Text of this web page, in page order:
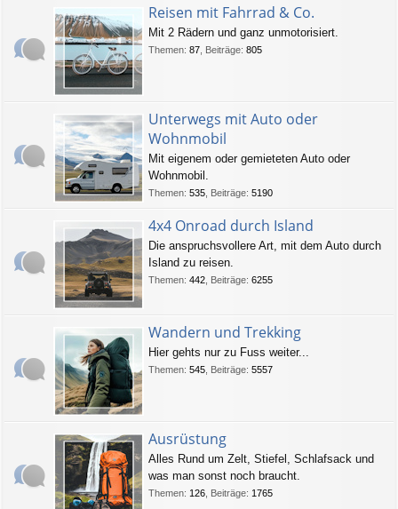
Reisen mit Fahrrad & Co.
Mit 2 Rädern und ganz unmotorisiert.
Themen: 87 Beiträge: 805
Unterwegs mit Auto oder
Wohnmobil
Mit eigenem oder gemieteten Auto oder
Wohnmobil.
Themen: 535 Beiträge: 5190
4x4 Onroad durch Island
Die anspruchsvollere Art, mit dem Auto durch
Island zu reisen.
Themen: 442 Beiträge: 6255
Wandern und Trekking
Hier gehts nur zu Fuss weiter...
Themen: 545 Beiträge: 5557
Ausrüstung
Alles Rund um Zelt, Stiefel, Schlafsack und
was man sonst noch braucht.
Themen: 126 Beiträge: 1765